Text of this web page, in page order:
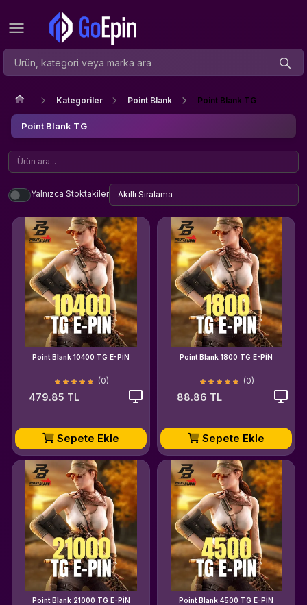
Kategoriler Point Blank Point Blank TG
Point Blank TG
Yalnızca Stoktakiler
Point Blank 10400 TG E-PİN
(0)
479.85 TL
Sepete Ekle
Point Blank 1800 TG E-PİN
(0)
88.86 TL
Sepete Ekle
Point Blank 21000 TG E-PİN Point Blank 4500 TG E-PİN